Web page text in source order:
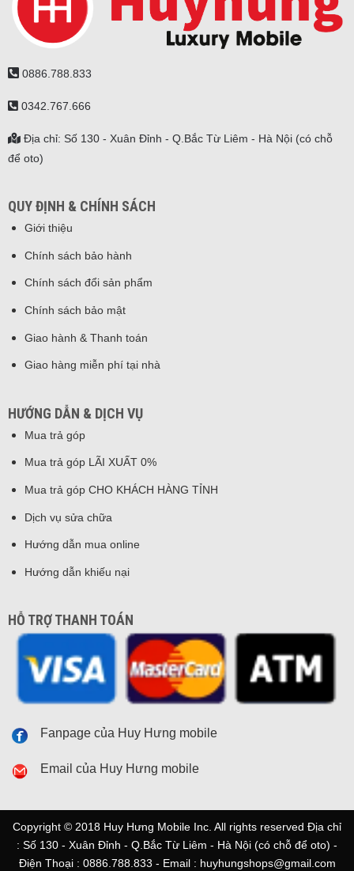
0886.788.833
0342.767.666
Địa chỉ: Số 130 - Xuân Đỉnh - Q.Bắc Từ Liêm - Hà Nội (có chỗ
để oto)
QUY ĐỊNH & CHÍNH SÁCH
Giới thiệu
Chính sách bảo hành
Chính sách đổi sản phẩm
Chính sách bảo mật
Giao hành & Thanh toán
Giao hàng miễn phí tại nhà
HƯỚNG DẪN & DỊCH VỤ
Mua trả góp
Mua trả góp LÃI XUẤT 0%
Mua trả góp CHO KHÁCH HÀNG TỈNH
Dịch vụ sửa chữa
Hướng dẫn mua online
Hướng dẫn khiếu nại
HỖ TRỢ THANH TOÁN
Fanpage của Huy Hưng mobile
Email của Huy Hưng mobile
Copyright © 2018 Huy Hưng Mobile Inc. All rights reserved Địa chỉ
: Số 130 - Xuân Đỉnh - Q.Bắc Từ Liêm - Hà Nội (có chỗ để oto) -
Điện Thoại : 0886.788.833 - Email : huyhungshops@gmail.com